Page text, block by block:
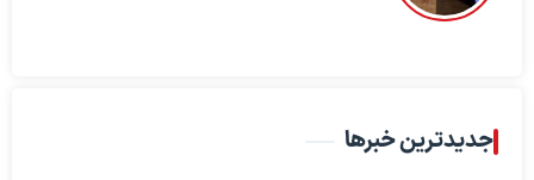
جدیدترین خبرها